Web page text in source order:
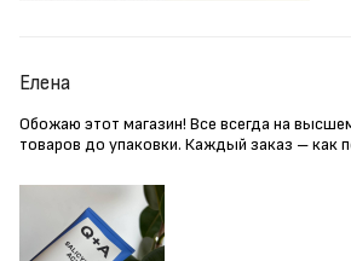
Елена
Обожаю этот магазин! Все всегда на
товаров до упаковки. Каждый заказ – как